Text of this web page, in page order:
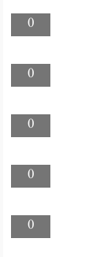
0
0
0
0
0